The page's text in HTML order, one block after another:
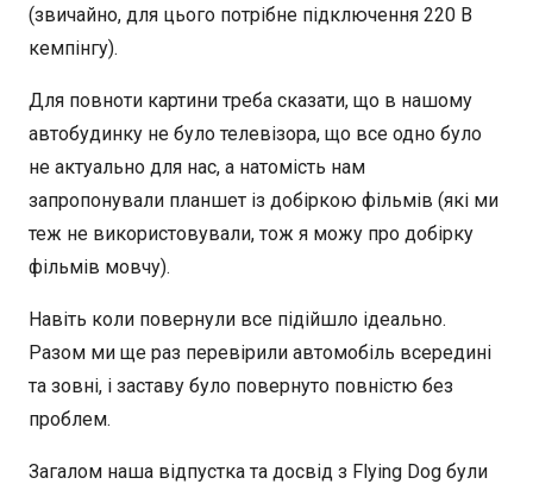
(звичайно, для цього потрібне підключення 220 В
кемпінгу).
Для повноти картини треба сказати, що в нашому
автобудинку не було телевізора, що все одно було
не актуально для нас, а натомість нам
запропонували планшет із добіркою фільмів (які ми
теж не використовували, тож я можу про добірку
фільмів мовчу).
Навіть коли повернули все підійшло ідеально.
Разом ми ще раз перевірили автомобіль всередині
та зовні, і заставу було повернуто повністю без
проблем.
Загалом наша відпустка та досвід з Flying Dog були